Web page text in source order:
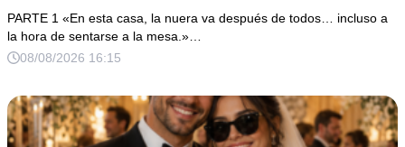
marcharse, dijo: «En esta familia todos deben cumplir
una misma regla…».
PARTE 1 «En esta casa, la nuera va después de todos… incluso a
la hora de sentarse a la mesa.»…
08/08/2026 16:15